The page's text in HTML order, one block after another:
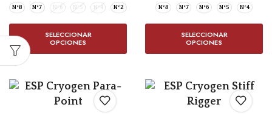
Nº8 Nº7 Nº6 Nº5 Nº4 Nº2
SELECCIONAR
OPCIONES
Nº8 Nº7 Nº6 Nº5 Nº4
SELECCIONAR
OPCIONES